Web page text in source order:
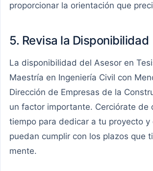
proporcionar la orientación que
5. Revisa la Disponibilidad
La disponibilidad del Asesor en
Maestría en Ingeniería Civil con
Dirección de Empresas de la
un factor importante. Cerciórate de
tiempo para dedicar a tu proyecto y
puedan cumplir con los plazos que
mente.